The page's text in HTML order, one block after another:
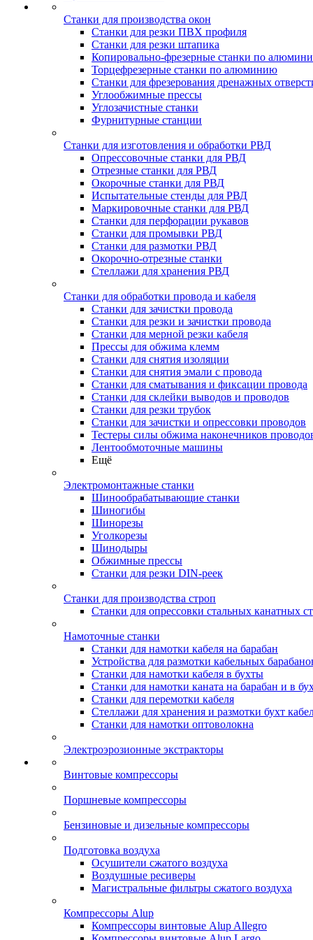
Станки для производства окон
Станки для резки ПВХ профиля
Станки для резки штапика
Копировально-фрезерные станки по
Торцефрезерные станки по алюминию
Станки для фрезерования дренажных
Углообжимные прессы
Углозачистные станки
Фурнитурные станции
Станки для изготовления и обработки РВД
Опрессовочные станки для РВД
Отрезные станки для РВД
Окорочные станки для РВД
Испытательные стенды для РВД
Маркировочные станки для РВД
Станки для перфорации рукавов
Станки для промывки РВД
Станки для размотки РВД
Окорочно-отрезные станки
Стеллажи для хранения РВД
Станки для обработки провода и кабеля
Станки для зачистки провода
Станки для резки и зачистки провода
Станки для мерной резки кабеля
Прессы для обжима клемм
Станки для снятия изоляции
Станки для снятия эмали с провода
Станки для сматывания и фиксации провода
Станки для склейки выводов и проводов
Станки для резки трубок
Станки для зачистки и опрессовки проводов
Тестеры силы обжима наконечников
Лентообмоточные машины
Ещё
Электромонтажные станки
Шинообрабатывающие станки
Шиногибы
Шинорезы
Уголкорезы
Шинодыры
Обжимные прессы
Станки для резки DIN-реек
Станки для производства строп
Станки для опрессовки стальных канатных
Намоточные станки
Станки для намотки кабеля на барабан
Устройства для размотки кабельных
Станки для намотки кабеля в бухты
Станки для намотки каната на барабан и в
Станки для перемотки кабеля
Стеллажи для хранения и размотки бухт
Станки для намотки оптоволокна
Электроэрозионные экстракторы
Винтовые компрессоры
Поршневые компрессоры
Бензиновые и дизельные компрессоры
Подготовка воздуха
Осушители сжатого воздуха
Воздушные ресиверы
Магистральные фильтры сжатого воздуха
Компрессоры Alup
Компрессоры винтовые Alup Allegro